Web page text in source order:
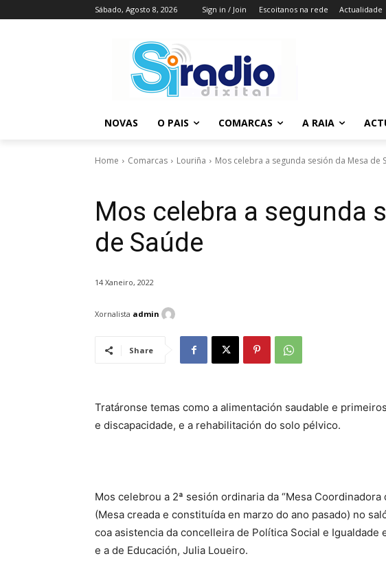
Sábado, Agosto 8, 2026 Sign in / Join Escoitanos na rede Actualidade
NOVAS O PAIS COMARCAS A RAIA
Home Comarcas Louriña Mos celebra a segunda sesión da Mesa de
Mos celebra a segunda
de Saúde
14 Xaneiro, 2022
Xornalista admin
Share
Tratáronse temas como a alimentación saudable e
e discapacidade, e a rehabilitación do solo pélvico.
Mos celebrou a 2ª sesión ordinaria da “Mesa
(Mesa creada e constituída en marzo do ano pasado) no
coa asistencia da concelleira de Política Social e Igualdade
e a de Educación, Julia Loueiro.